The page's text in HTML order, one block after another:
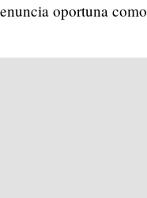
oportuna como